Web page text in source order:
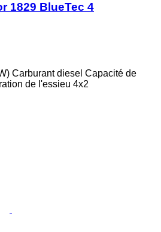
1829 BlueTec 4
Carburant diesel Capacité de
de l'essieu 4x2